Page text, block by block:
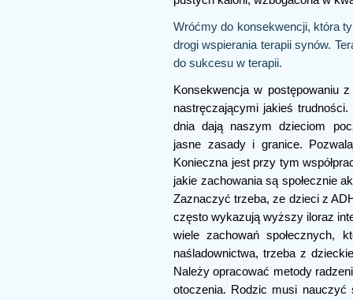
Wróćmy do konsekwencji, która
drogi wspierania terapii synów.
do sukcesu w terapii.
Konsekwencja w postępowaniu
nastręczającymi jakieś
dnia dają naszym dzieciom
jasne zasady i granice.
Konieczna jest przy tym
jakie zachowania są społecznie
Zaznaczyć trzeba, ze dzieci z
często wykazują wyższy iloraz
wiele zachowań społecznych,
naśladownictwa, trzeba z
Należy opracować metody
otoczenia. Rodzic musi nauczyć